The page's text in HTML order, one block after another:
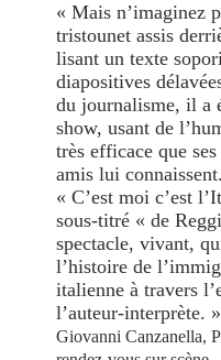
« Mais n’imaginez
tristounet assis
lisant un texte
diapositives
du journalisme, il a
show, usant de
très efficace que
amis lui connaissent.
« C’est moi c’est
sous-titré « de
spectacle, vivant,
l’histoire de
italienne à travers
l’auteur-interprète.
Giovanni Canzanella,